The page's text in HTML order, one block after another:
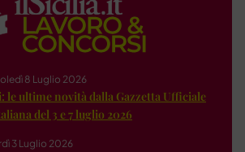
8 Luglio 2026
le ultime novità dalla Gazzetta Ufficiale
del 3 e 7 luglio 2026
3 Luglio 2026